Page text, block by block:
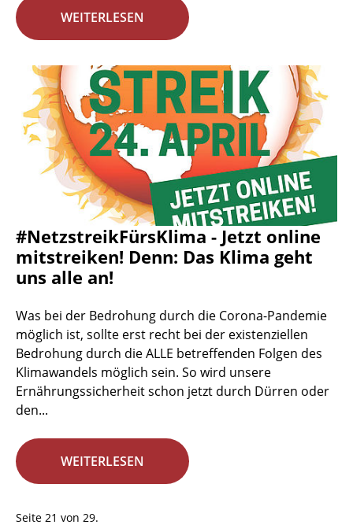
WEITERLESEN
#NetzstreikFürsKlima - Jetzt online
mitstreiken! Denn: Das Klima geht
uns alle an!
Was bei der Bedrohung durch die Corona-Pandemie
möglich ist, sollte erst recht bei der existenziellen
Bedrohung durch die ALLE betreffenden Folgen des
Klimawandels möglich sein. So wird unsere
Ernährungssicherheit schon jetzt durch Dürren oder
den...
WEITERLESEN
Seite 21 von 29.